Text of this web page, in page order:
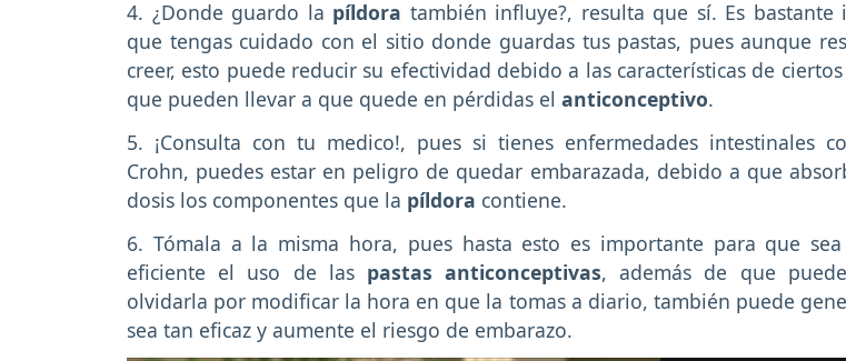
4. ¿Donde guardo la píldora también influye?, resulta que sí. Es bastante
que tengas cuidado con el sitio donde guardas tus pastas, pues aunque
creer, esto puede reducir su efectividad debido a las características de
que pueden llevar a que quede en pérdidas el anticonceptivo.
5. ¡Consulta con tu medico!, pues si tienes enfermedades intestinales
Crohn, puedes estar en peligro de quedar embarazada, debido a que
dosis los componentes que la píldora contiene.
6. Tómala a la misma hora, pues hasta esto es importante para que
eficiente el uso de las pastas anticonceptivas, además de que
olvidarla por modificar la hora en que la tomas a diario, también puede
sea tan eficaz y aumente el riesgo de embarazo.